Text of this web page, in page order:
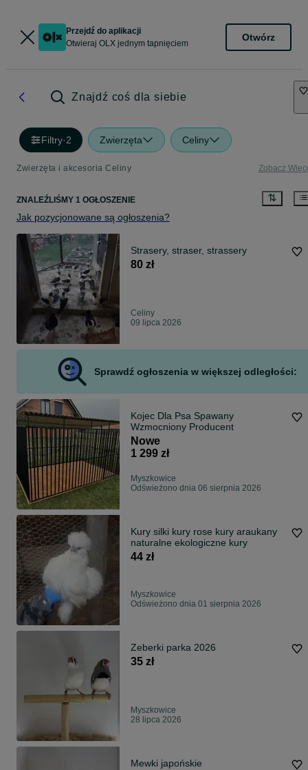
Przejdź do aplikacji
Otwieraj OLX jednym tapnięciem
Otwórz
Znajdź coś dla siebie
Filtry·2 Zwierzęta Celiny
Zwierzęta i akcesoria Celiny Zobacz
ZNALEŹLIŚMY 1 OGŁOSZENIE
Jak pozycjonowane są ogłoszenia?
Strasery, straser, strassery
80 zł
Celiny
09 lipca 2026
Sprawdź ogłoszenia w większej odległości:
Kojec Dla Psa Spawany
Wzmocniony Producent
Nowe
1 299 zł
Myszkowice
Odświeżono dnia 06 sierpnia 2026
Kury silki kury rose kury araukany
naturalne ekologiczne kury
44 zł
Myszkowice
Odświeżono dnia 01 sierpnia 2026
Zeberki parka 2026
35 zł
Myszkowice
28 lipca 2026
Mewki japońskie